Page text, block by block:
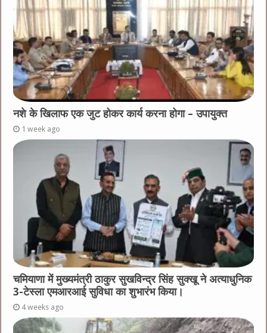
नशे के खिलाफ एक जुट होकर कार्य करना होगा – उपायुक्त
1 week ago
चमियाणा में मुख्यमंत्री ठाकुर सुखविन्द्र सिंह सुक्खू ने अत्याधुनिक
3-टेस्ला एमआरआई सुविधा का शुभारंभ किया।
4 weeks ago